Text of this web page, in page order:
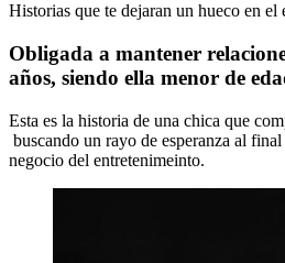
Historias que te dejaran un hueco en el
Obligada a mantener
años, siendo ella menor de
Esta es la historia de una chica que
buscando un rayo de esperanza al
negocio del entretenimeinto.